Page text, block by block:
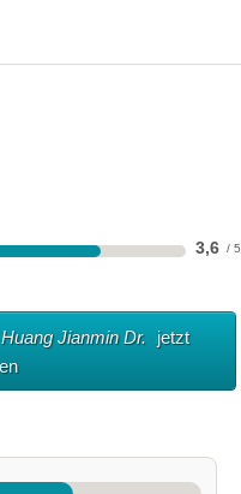
3,6
Jianmin Dr.
jetzt